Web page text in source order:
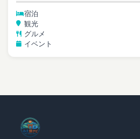
宿泊
観光
グルメ
イベント